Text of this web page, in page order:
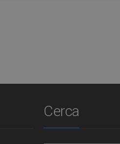
Cerca